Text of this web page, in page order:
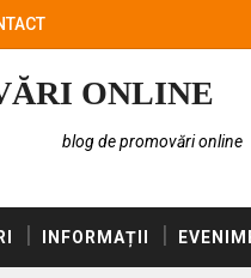
ONLINE
blog de promovări online
INFORMAȚII